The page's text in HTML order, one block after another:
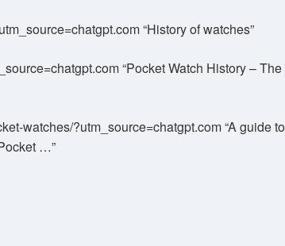
“History of watches”
“Pocket Watch History – The
watches/?utm_source=chatgpt.com “A guide to
…”